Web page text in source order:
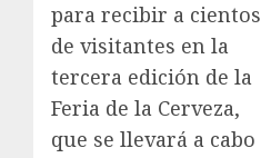
para recibir a cientos
de visitantes en la
tercera edición de la
Feria de la Cerveza,
que se llevará a cabo